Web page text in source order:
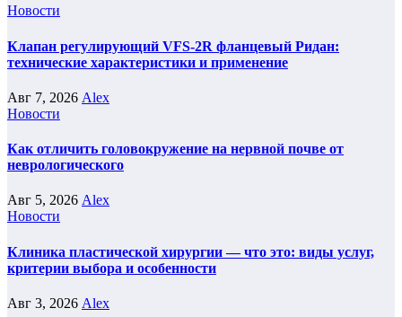
Новости
Клапан регулирующий VFS-2R фланцевый Ридан:
технические характеристики и применение
Авг 7, 2026 Alex
Новости
Как отличить головокружение на нервной почве от
неврологического
Авг 5, 2026 Alex
Новости
Клиника пластической хирургии — что это: виды услуг,
критерии выбора и особенности
Авг 3, 2026 Alex